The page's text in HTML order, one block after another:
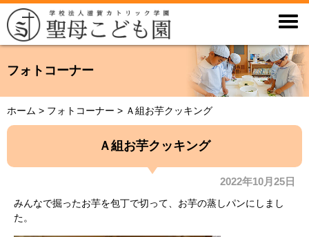

フォトコーナー
ホーム > フォトコーナー > Ａ組お芋クッキング
Ａ組お芋クッキング
2022年10月25日
みんなで掘ったお芋を包丁で切って、お芋の蒸しパンにしまし
た。